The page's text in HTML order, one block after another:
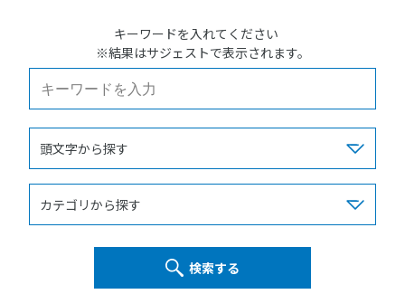
キーワードを入れてください
※結果はサジェストで表示されます。
検索する